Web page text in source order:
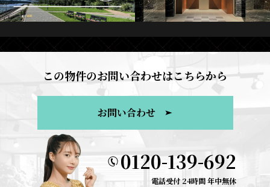
この物件のお問い合わせはこちらから
お問い合わせ
0120-139-692
電話受付 24時間 年中無休